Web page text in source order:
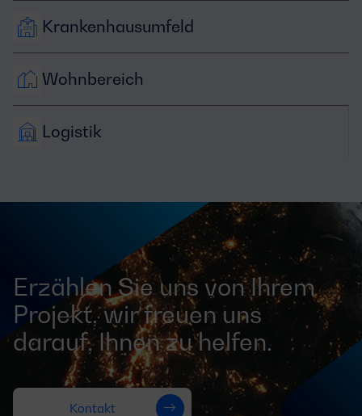
Krankenhausumfeld
Wohnbereich
Logistik
Erzählen Sie uns von Ihrem
Projekt, wir freuen uns
darauf, Ihnen zu helfen.
Kontakt